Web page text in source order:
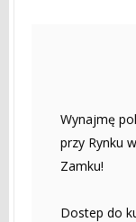
Wynajmę
przy Rynku
Zamku!
Dostep do